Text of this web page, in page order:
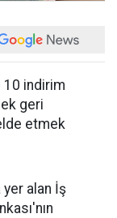
10 indirim
geri
etmek
yer alan İş